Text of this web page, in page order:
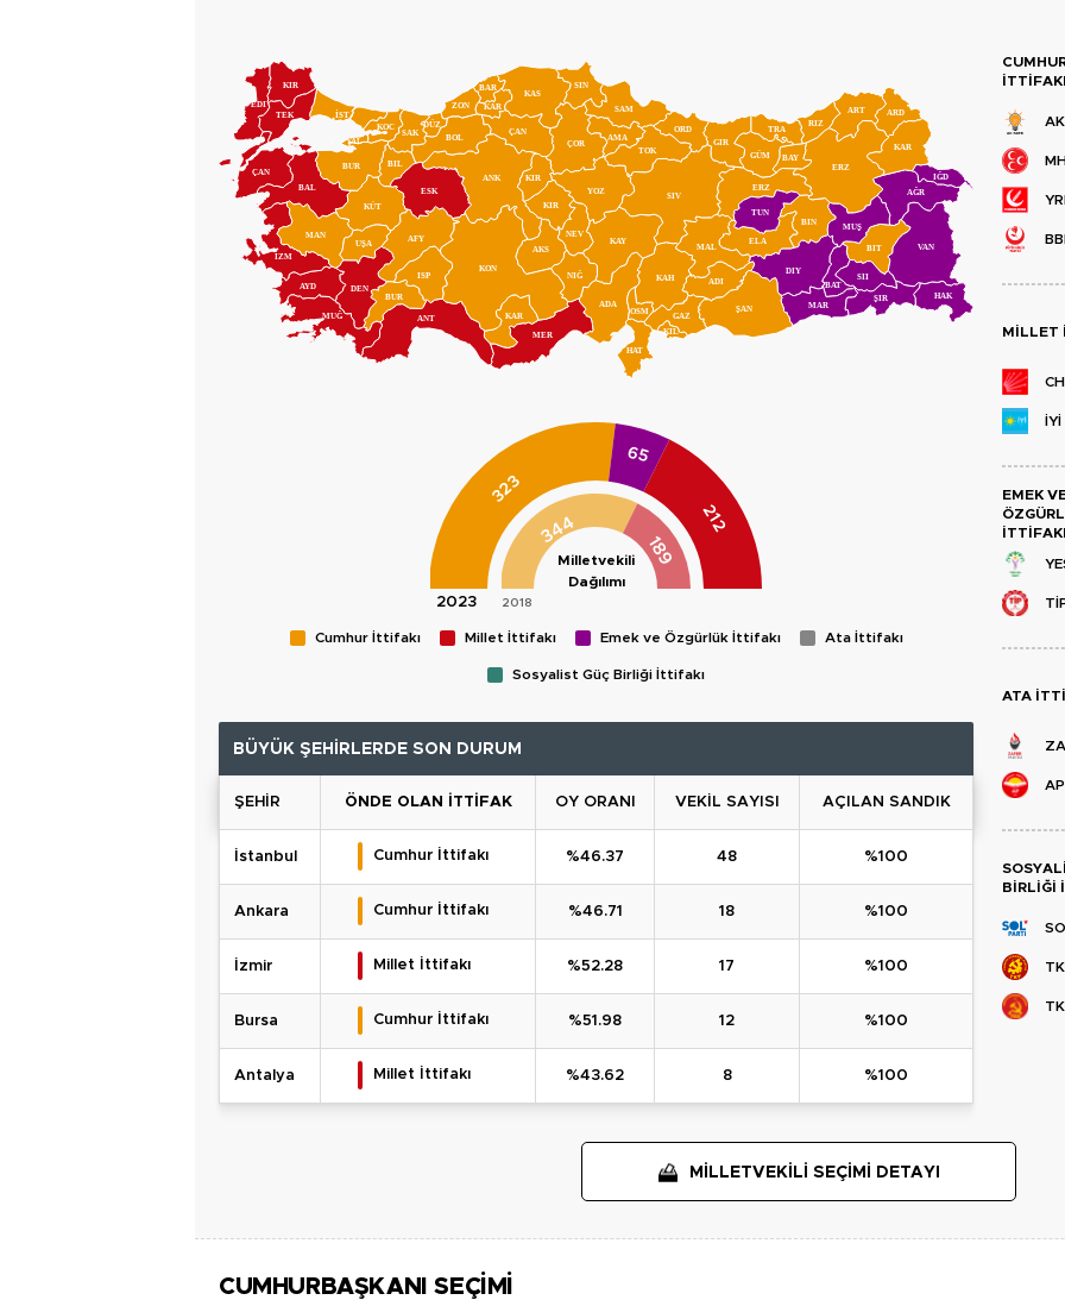
ADA
ADI
AFY
AĞR
AKS
AMA
ANK
ANT
ARD
ART
AYD
BAL
BAR
BAT
BAY
BIL
BIN
BIT
BOL
BUR
BUR
ÇAN
ÇAN
ÇOR
DEN
DIY
DÜZ
EDI
ELA
ERZ
ERZ
ESK
GAZ
GIR
GÜM
HAK
HAT
IĞD
ISP
İST
İZM
KAH
KAR
KAR
KAR
KAS
KAY
KIR
KIR
KIR
KIL
KOC
KON
KÜT
MAL
MAN
MAR
MER
MUĞ
MUŞ
NEV
NIĞ
ORD
OSM
RIZ
SAK
SAM
SII
SIN
SIV
ŞAN
ŞIR
TEK
TOK
TRA
TUN
UŞA VAN
YAL
YOZ
ZON
344
189
323
65
212
Milletvekili
Dağılımı
Cumhur İttifakı Millet İttifakı Emek ve Özgürlük İttifakı Ata İttifakı
Sosyalist Güç Birliği İttifakı
İTTIFAKI
MILLET
İYİ
EMEK
İTTIFAKI
ATA
AP
BIRLIĞI
BÜYÜK ŞEHİRLERDE SON DURUM
ŞEHİR ÖNDE OLAN İTTİFAK OY ORANI VEKİL SAYISI AÇILAN SANDIK
İstanbul Cumhur İttifakı %46.37 48 %100
Ankara Cumhur İttifakı %46.71 18 %100
İzmir Millet İttifakı %52.28 17 %100
Bursa Cumhur İttifakı %51.98 12 %100
Antalya Millet İttifakı %43.62 8 %100
MİLLETVEKİLİ SEÇİMİ DETAYI
CUMHURBAŞKANI SEÇİMİ